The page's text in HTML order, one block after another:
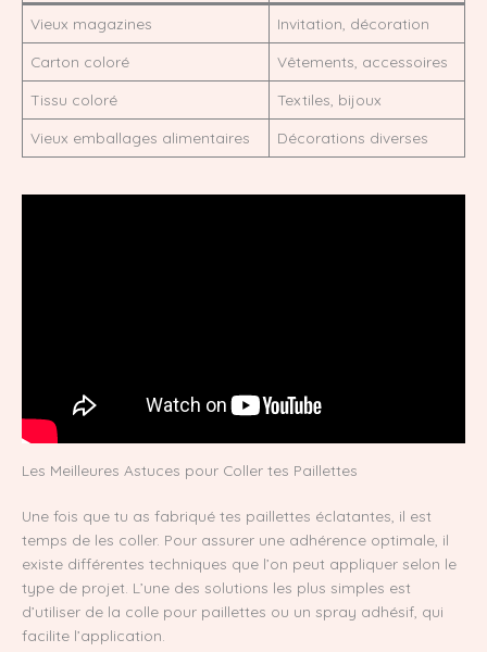
Vieux magazines Invitation, décoration
Carton coloré Vêtements, accessoires
Tissu coloré Textiles, bijoux
Vieux emballages alimentaires Décorations diverses
Les Meilleures Astuces pour Coller tes Paillettes
Une fois que tu as fabriqué tes paillettes éclatantes, il est
temps de les coller. Pour assurer une adhérence optimale, il
existe différentes techniques que l’on peut appliquer selon le
type de projet. L’une des solutions les plus simples est
d’utiliser de la colle pour paillettes ou un spray adhésif, qui
facilite l’application.